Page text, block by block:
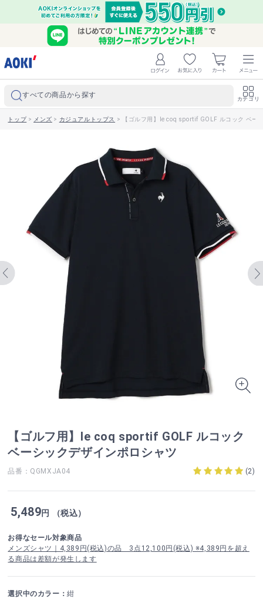
すべての商品から探す カテゴリ
トップ> メンズ > カジュアルトップス > 【ゴルフ用】le coq sportif GOLF ルコック ベー
【ゴルフ用】le coq sportif GOLF ルコック
ベーシックデザインポロシャツ
品番：QGMXJA04 (2)
5,489円 （税込）
お得なセール対象商品
メンズシャツ｜4,389円(税込)の品 3点12,100円(税込) ※4,389円を超え
る商品は差額が発生します
選択中のカラー：紺